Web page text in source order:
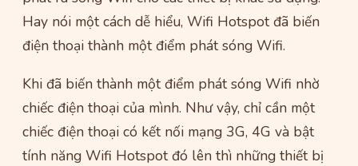
Hay nói một cách dễ hiểu, Wifi Hotspot đã biến
điện thoại thành một điểm phát sóng Wifi.
Khi đã biến thành một điểm phát sóng Wifi nhờ
chiếc điện thoại của mình. Như vậy, chỉ cần một
chiếc điện thoại có kết nối mạng 3G, 4G và bật
tính năng Wifi Hotspot đó lên thì những thiết bị